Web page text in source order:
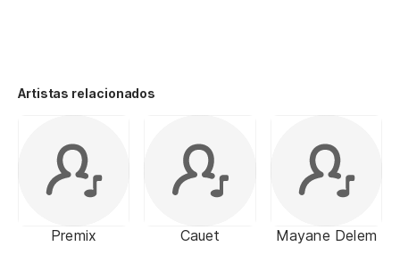
Artistas relacionados
Premix Cauet Mayane Delem